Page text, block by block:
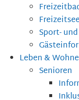
Sport-
Leben &
Senioren